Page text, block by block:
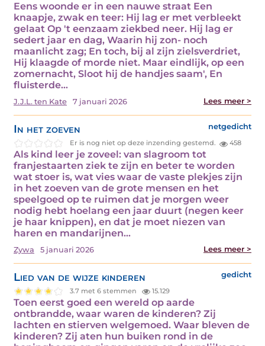
Eens woonde er in een nauwe straat Een
knaapje, zwak en teer: Hij lag er met verbleekt
gelaat Op 't eenzaam ziekbed neer. Hij lag er
sedert jaar en dag, Waarin hij zon- noch
maanlicht zag; En toch, bij al zijn zielsverdriet,
Hij klaagde of morde niet. Maar eindlijk, op een
zomernacht, Sloot hij de handjes saam', En
fluisterde…
J.J.L. ten Kate 7 januari 2026 Lees meer >
In het zoeven netgedicht
Er is nog niet op deze inzending gestemd. 458
Als kind leer je zoveel: van slagroom tot
franjestaarten ziek te zijn en beter te worden
wat stoer is, wat vies waar de vaste plekjes zijn
in het zoeven van de grote mensen en het
speelgoed op te ruimen dat je morgen weer
nodig hebt hoelang een jaar duurt (negen keer
je haar knippen), en dat je moet niezen van
haren en mandarijnen…
Zywa 5 januari 2026 Lees meer >
Lied van de wijze kinderen gedicht
3.7 met 6 stemmen 15.129
Toen eerst goed een wereld op aarde
ontbrandde, waar waren de kinderen? Zij
lachten en stierven welgemoed. Waar bleven de
kinderen? Zij aten hun buiken rond in de